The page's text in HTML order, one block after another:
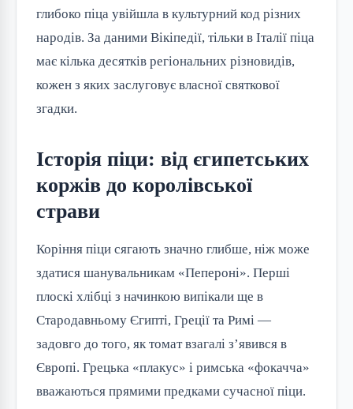
глибоко піца увійшла в культурний код різних
народів. За даними Вікіпедії, тільки в Італії піца
має кілька десятків регіональних різновидів,
кожен з яких заслуговує власної святкової
згадки.
Історія піци: від єгипетських
коржів до королівської
страви
Коріння піци сягають значно глибше, ніж може
здатися шанувальникам «Пепероні». Перші
плоскі хлібці з начинкою випікали ще в
Стародавньому Єгипті, Греції та Римі —
задовго до того, як томат взагалі з’явився в
Європі. Грецька «плакус» і римська «фокачча»
вважаються прямими предками сучасної піци.